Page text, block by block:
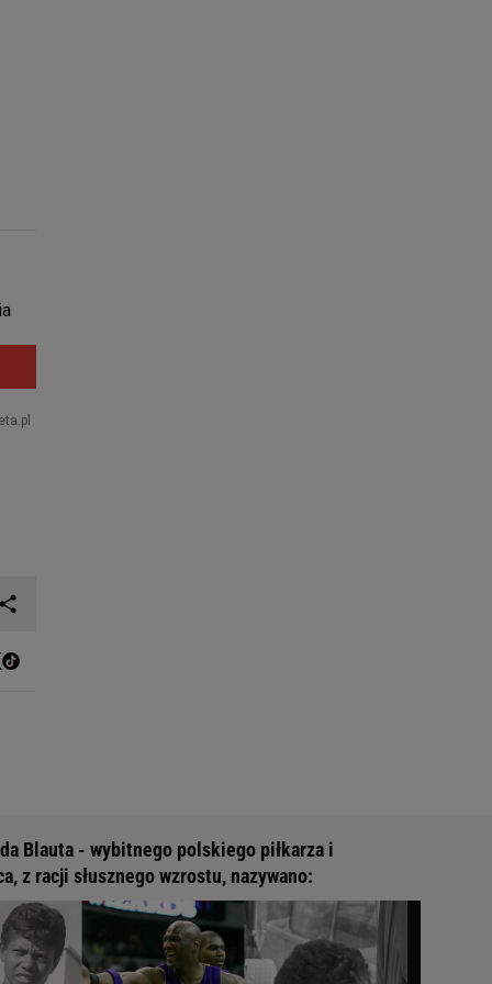
Blauta - wybitnego polskiego piłkarza i
z racji słusznego wzrostu, nazywano: